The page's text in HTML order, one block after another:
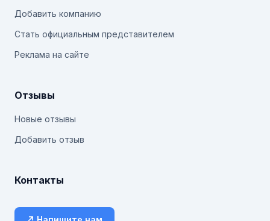
Добавить компанию
Стать официальным представителем
Реклама на сайте
Отзывы
Новые отзывы
Добавить отзыв
Контакты